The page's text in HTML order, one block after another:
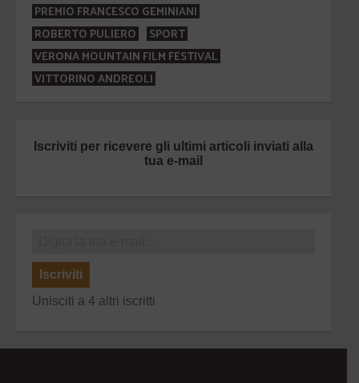
PREMIO FRANCESCO GEMINIANI
ROBERTO PULIERO
SPORT
VERONA MOUNTAIN FILM FESTIVAL
VITTORINO ANDREOLI
Iscriviti per ricevere gli ultimi articoli inviati alla
tua e-mail
Iscriviti
Unisciti a 4 altri iscritti